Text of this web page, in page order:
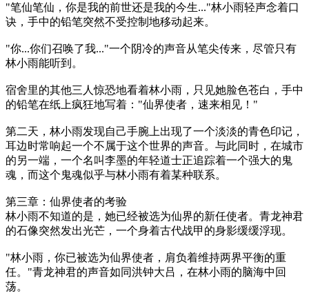
"笔仙笔仙，你是我的前世还是我的今生..."林小雨轻声念着口
诀，手中的铅笔突然不受控制地移动起来。
"你...你们召唤了我..."一个阴冷的声音从笔尖传来，尽管只有
林小雨能听到。
宿舍里的其他三人惊恐地看着林小雨，只见她脸色苍白，手中
的铅笔在纸上疯狂地写着："仙界使者，速来相见！"
第二天，林小雨发现自己手腕上出现了一个淡淡的青色印记，
耳边时常响起一个不属于这个世界的声音。与此同时，在城市
的另一端，一个名叫李墨的年轻道士正追踪着一个强大的鬼
魂，而这个鬼魂似乎与林小雨有着某种联系。
第三章：仙界使者的考验
林小雨不知道的是，她已经被选为仙界的新任使者。青龙神君
的石像突然发出光芒，一个身着古代战甲的身影缓缓浮现。
"林小雨，你已被选为仙界使者，肩负着维持两界平衡的重
任。"青龙神君的声音如同洪钟大吕，在林小雨的脑海中回
荡。